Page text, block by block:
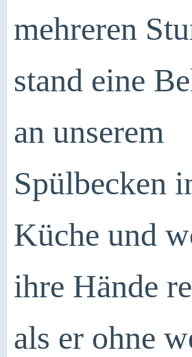
mehreren
stand eine
an unserem
Spülbecken
Küche und
ihre Hände
als er ohne